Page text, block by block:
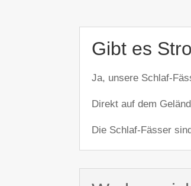
Gibt es
Ja, unsere Schlaf-
Direkt auf dem
Die Schlaf-Fässer